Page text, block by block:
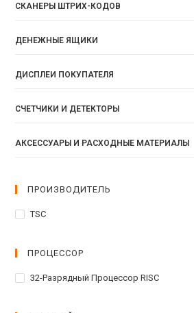
СКАНЕРЫ ШТРИХ-КОДОВ
ДЕНЕЖНЫЕ ЯЩИКИ
ДИСПЛЕИ ПОКУПАТЕЛЯ
СЧЕТЧИКИ И ДЕТЕКТОРЫ
АКСЕССУАРЫ И РАСХОДНЫЕ МАТЕРИАЛЫ
ПРОИЗВОДИТЕЛЬ
TSC
ПРОЦЕССОР
32-Разрядный Процессор RISC